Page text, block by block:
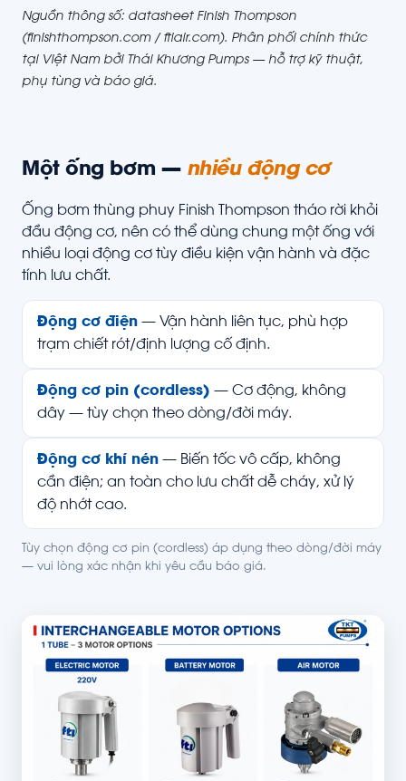
Nguồn thông số: datasheet Finish Thompson
(finishthompson.com / ftiair.com). Phân phối chính thức
tại Việt Nam bởi Thái Khương Pumps — hỗ trợ kỹ thuật,
phụ tùng và báo giá.
Một ống bơm — nhiều động cơ
Ống bơm thùng phuy Finish Thompson tháo rời khỏi
đầu động cơ, nên có thể dùng chung một ống với
nhiều loại động cơ tùy điều kiện vận hành và đặc
tính lưu chất.
Động cơ điện — Vận hành liên tục, phù hợp
trạm chiết rót/định lượng cố định.
Động cơ pin (cordless) — Cơ động, không
dây — tùy chọn theo dòng/đời máy.
Động cơ khí nén — Biến tốc vô cấp, không
cần điện; an toàn cho lưu chất dễ cháy, xử lý
độ nhớt cao.
Tùy chọn động cơ pin (cordless) áp dụng theo dòng/đời máy
— vui lòng xác nhận khi yêu cầu báo giá.